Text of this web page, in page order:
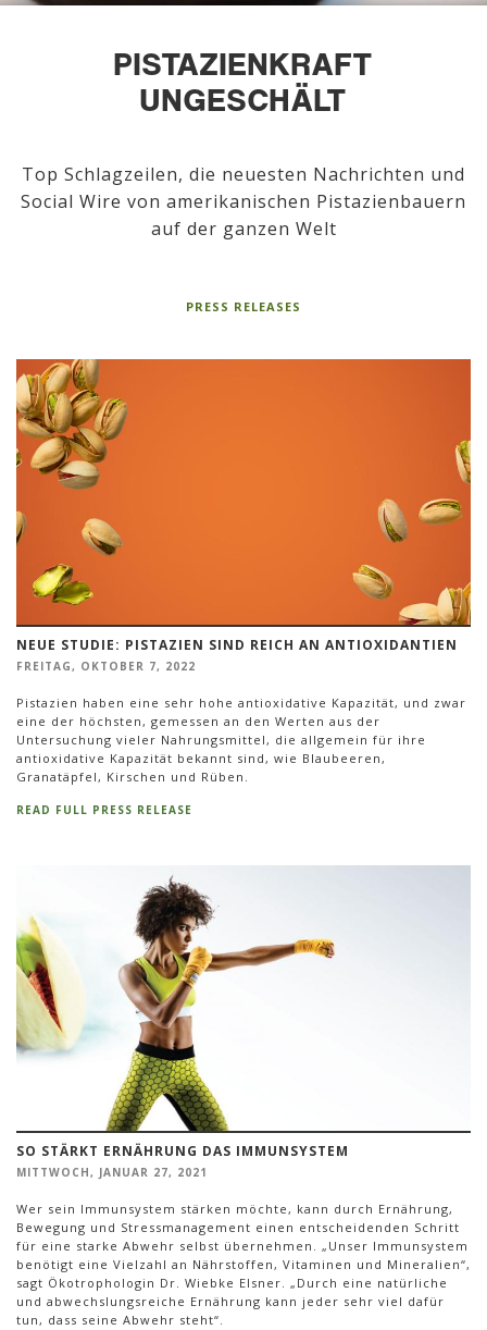
PISTAZIENKRAFT
UNGESCHÄLT
Top Schlagzeilen, die neuesten Nachrichten und
Social Wire von amerikanischen Pistazienbauern
auf der ganzen Welt
PRESS RELEASES
NEUE STUDIE: PISTAZIEN SIND REICH AN ANTIOXIDANTIEN
FREITAG, OKTOBER 7, 2022
Pistazien haben eine sehr hohe antioxidative Kapazität, und zwar
eine der höchsten, gemessen an den Werten aus der
Untersuchung vieler Nahrungsmittel, die allgemein für ihre
antioxidative Kapazität bekannt sind, wie Blaubeeren,
Granatäpfel, Kirschen und Rüben.
READ FULL PRESS RELEASE
SO STÄRKT ERNÄHRUNG DAS IMMUNSYSTEM
MITTWOCH, JANUAR 27, 2021
Wer sein Immunsystem stärken möchte, kann durch Ernährung,
Bewegung und Stressmanagement einen entscheidenden Schritt
für eine starke Abwehr selbst übernehmen. „Unser Immunsystem
benötigt eine Vielzahl an Nährstoffen, Vitaminen und Mineralien“,
sagt Ökotrophologin Dr. Wiebke Elsner. „Durch eine natürliche
und abwechslungsreiche Ernährung kann jeder sehr viel dafür
tun, dass seine Abwehr steht“.